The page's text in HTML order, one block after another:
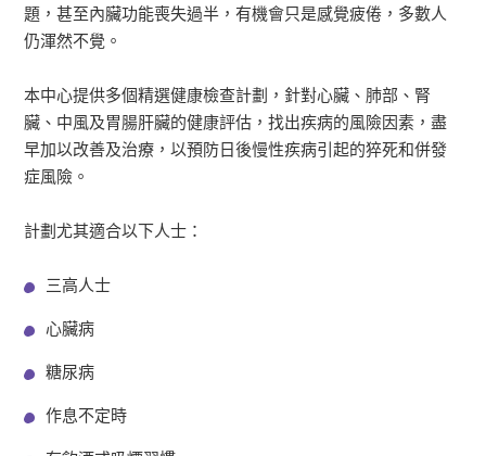
題，甚至內臟功能喪失過半，有機會只是感覺疲倦，多數人
仍渾然不覺。
本中心提供多個精選健康檢查計劃，針對心臟、肺部、腎
臟、中風及胃腸肝臟的健康評估，找出疾病的風險因素，盡
早加以改善及治療，以預防日後慢性疾病引起的猝死和併發
症風險。
計劃尤其適合以下人士：
三高人士
心臟病
糖尿病
作息不定時